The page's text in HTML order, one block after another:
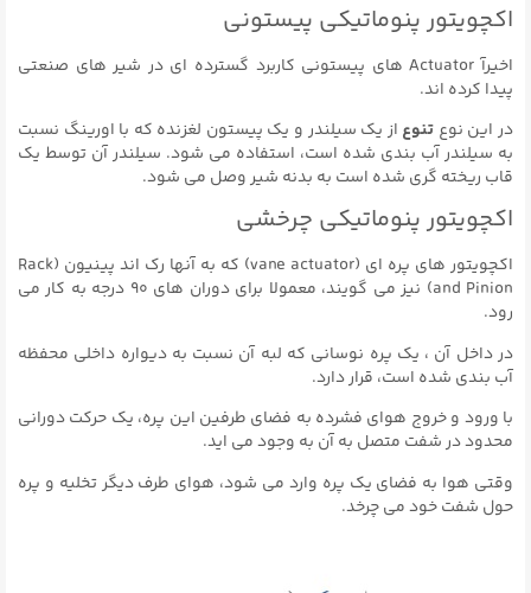
اکچویتور پنوماتیکی پیستونی
اخیرآ Actuator های پیستونی کاربرد گسترده ای در شیر های صنعتی
پیدا کرده اند.
در این نوع تنوع از یک سیلندر و یک پیستون لغزنده که با اورینگ نسبت
به سیلندر آب بندی شده است، استفاده می شود. سیلندر آن توسط یک
قاب ریخته گری شده است به بدنه شیر وصل می شود.
اکچویتور پنوماتیکی چرخشی
اکچویتور های پره ای (vane actuator) که به آنها رک اند پینیون (Rack
and Pinion) نیز می گویند، معمولا برای دوران های ۹۰ درجه به کار می
رود.
در داخل آن ، یک پره نوسانی که لبه آن نسبت به دیواره داخلی محفظه
آب بندی شده است، قرار دارد.
با ورود و خروج هوای فشرده به فضای طرفین این پره، یک حرکت دورانی
محدود در شفت متصل به آن به وجود می اید.
وقتی هوا به فضای یک پره وارد می شود، هوای طرف دیگر تخلیه و پره
حول شفت خود می چرخد.